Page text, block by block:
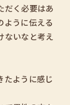
だく必要はあ
ように伝える
ないなと考え
たように感じ